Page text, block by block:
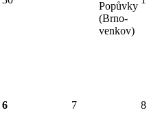
Popůvky
(Brno-
venkov)
6 7 8